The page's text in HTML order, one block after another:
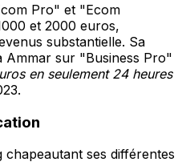
Pro" et "Ecom
et 2000 euros,
substantielle. Sa
Ammar sur "Business Pro"
en seulement 24 heures
ses différentes